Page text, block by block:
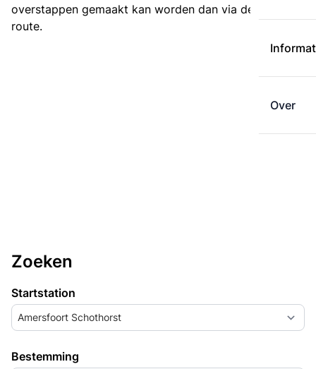
Over
overstappen gemaakt kan worden dan via de kortste
route.
Zoeken
Startstation
Amersfoort Schothorst
Bestemming